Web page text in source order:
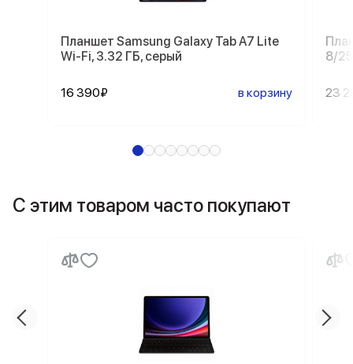
Планшет Samsung Galaxy Tab A7 Lite
Wi-Fi, 3.32 ГБ, серый
16 390₽ в корзину
8/
23
С этим товаром часто покупают